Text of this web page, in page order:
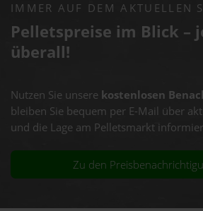
IMMER AUF DEM AKTUELLEN
Pelletspreise im Blick –
überall!
Nutzen Sie unsere kostenlosen
bleiben Sie bequem per E-Mail über
und die Lage am Pelletsmarkt
Zu den